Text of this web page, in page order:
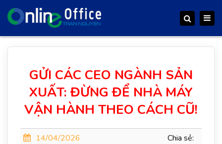
Search
GỬI CÁC CEO NGÀNH SẢN
XUẤT: ĐỪNG ĐỂ NHÀ MÁY
VẬN HÀNH THEO CÁCH CŨ!
14/04/2026 Chia sẻ: